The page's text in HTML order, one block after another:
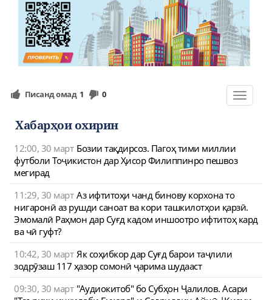
Toggle
Писанд омад 1 0
Хабарҳои охирин
12:00, 30 март Бозии тақдирсоз. Пагоҳ тими миллии
футболи Тоҷикистон дар Ҳисор Филиппинро пешвоз
мегирад
11:29, 30 март Аз ифтитоҳи чанд бинову корхона то
нигаронӣ аз рушди саноат ва кори ташкилотҳои қарзӣ.
Эмомалӣ Раҳмон дар Суғд кадом иншоотро ифтитоҳ кард
ва чӣ гуфт?
10:42, 30 март Як соҳибкор дар Суғд барои таҷлили
зодрӯзаш 117 ҳазор сомонӣ ҷарима шудааст
09:30, 30 март "Аудиокитоб" бо Субҳон Ҷалилов. Асари